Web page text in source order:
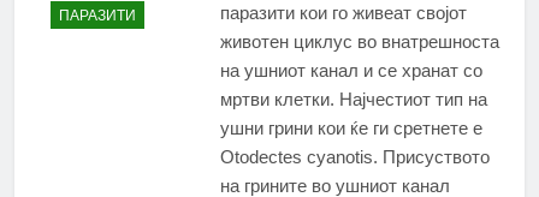
ПАРАЗИТИ
паразити кои го живеат својот
животен циклус во внатрешноста
на ушниот канал и се хранат со
мртви клетки. Најчестиот тип на
ушни грини кои ќе ги сретнете е
Otodectes cyanotis. Присуството
на грините во ушниот канал